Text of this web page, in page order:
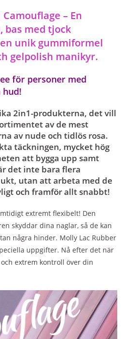
– En
bas med tjock
unik gummiformel
gelpolish manikyr.
för personer med
hud!
2in1-produkterna, det vill
av de mest
av nude och tidlös rosa.
täckningen, mycket hög
att bygga upp samt
det inte bara flera
utan att arbeta med de
och framför allt snabbt!
extremt flexibelt! Den
skyddar dina naglar, så de kan
några hinder. Molly Lac Rubber
uppgifter. Nå efter det när
extrem kontroll över din